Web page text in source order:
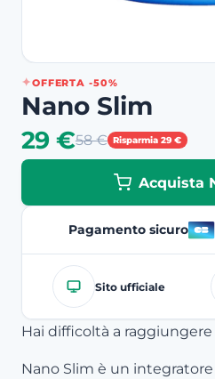
OFFERTA -50%
Nano Slim
29 €58 € Risparmia 29 €
Acquista
Pagamento sicuro
Sito ufficiale
Hai difficoltà a
Nano Slim è un